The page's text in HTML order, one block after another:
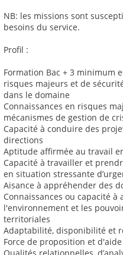
NB: les missions sont
besoins du service.
Profil :
Formation Bac + 3 minimum
risques majeurs et de
dans le domaine
Connaissances en risques
mécanismes de gestion de
Capacité à conduire des
directions
Aptitude affirmée au travail
Capacité à travailler et
en situation stressante
Aisance à appréhender des
Connaissances ou capacité
l'environnement et les
territoriales
Adaptabilité, disponibilité et
Force de proposition et